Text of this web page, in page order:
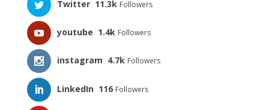
Twitter 11.3k Followers
youtube 1.4k Followers
instagram 4.7k Followers
LinkedIn 116 Followers